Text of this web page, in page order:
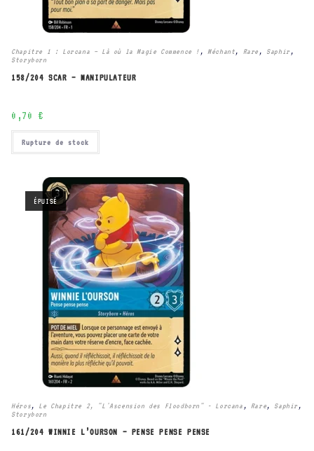
Chapitre 1 : Lorcana – Là où la Magie Commence ! , Méchant, Rare , Saphir ,
Storyborn
158/204 SCAR – MANIPULATEUR
0,70 €
Rupture de stock
ÉPUISÉ
Héros, Le Chapitre 2, "L'Ascension des Floodborn" - Lorcana , Rare, Saphir ,
Storyborn
161/204 WINNIE L’OURSON – PENSE PENSE PENSE